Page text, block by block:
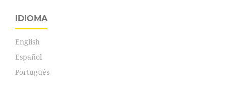
IDIOMA
English
Español
Português